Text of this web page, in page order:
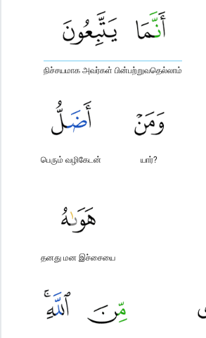
நிச்சயமாக அவர்கள் பின்பற்றுவதெல்லாம்
யார்?
பெரும் வழிகேடன்
தனது மன இச்சையை